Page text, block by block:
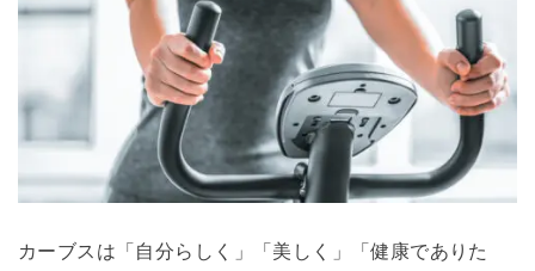
カーブスは「自分らしく」「美しく」「健康でありた